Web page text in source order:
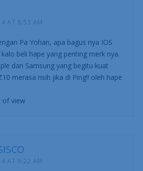
AT 8:53 AM
Pa Yohan, apa bagus nya IOS
beli hape yang penting merk nya.
dan Samsung yang begitu kuat
merasa risih jika di Ping!! oleh hape
of view
AT 9:22 AM